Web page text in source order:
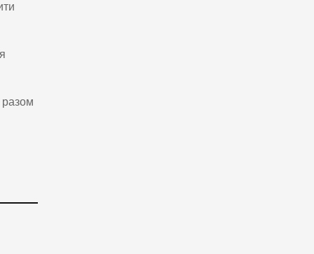
разом